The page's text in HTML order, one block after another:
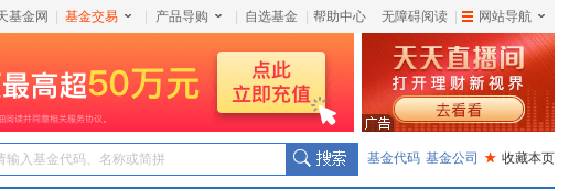
基金网 基金交易 产品导购 自选基金 帮助中心 无障碍阅读 网站导航
输入基金代码、名称或简拼 基金代码 基金公司 ★ 收藏本页